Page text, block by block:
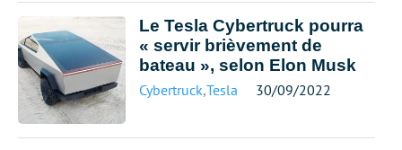
Le Tesla Cybertruck pourra
« servir brièvement de
bateau », selon Elon Musk
Cybertruck,Tesla 30/09/2022